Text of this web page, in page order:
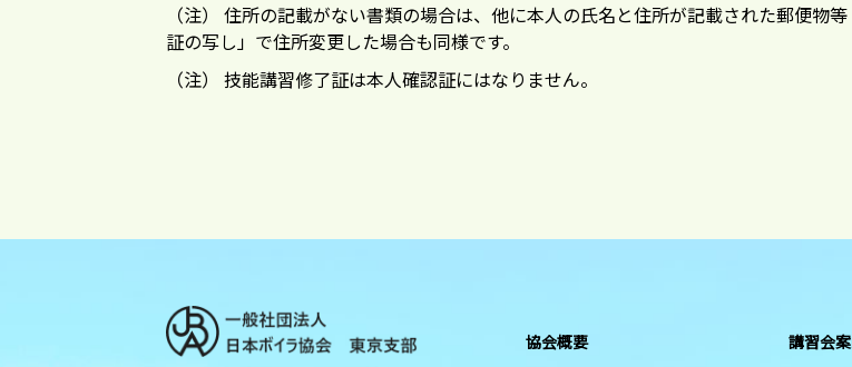
（注） 住所の記載がない書類の場合は、他に本人の氏名と住所が記載された郵便物
証の写し」で住所変更した場合も同様です。
（注） 技能講習修了証は本人確認証にはなりません。
協会概要 講習会